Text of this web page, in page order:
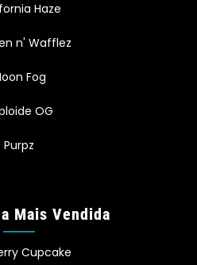
Haze
n' Wafflez
Fog
OG
Purpz
Mais Vendida
Cupcake